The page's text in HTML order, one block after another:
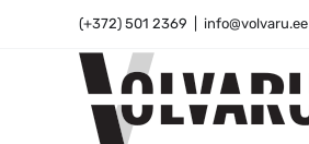
(+372) 501 2369 info@volvaru.ee